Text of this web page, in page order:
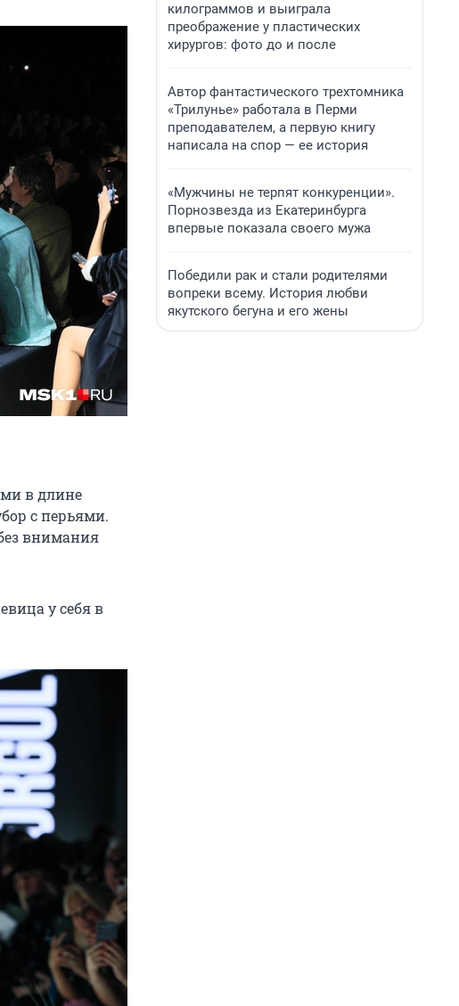
в длине
с перьями.
внимания
у себя в
килограммов и выиграла
преображение у пластических
хирургов: фото до и после
Автор фантастического трехтомника
«Трилунье» работала в Перми
преподавателем, а первую книгу
написала на спор — ее история
«Мужчины не терпят конкуренции».
Порнозвезда из Екатеринбурга
впервые показала своего мужа
Победили рак и стали родителями
вопреки всему. История любви
якутского бегуна и его жены